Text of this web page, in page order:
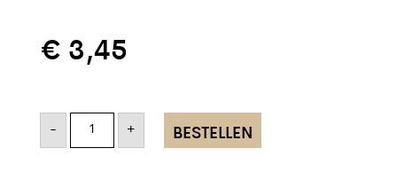
€ 3,45
-
aantal
+ BESTELLEN